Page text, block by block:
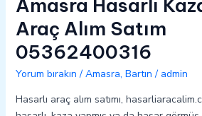
Amasra Hasarlı
Araç Alım Satım
05362400316
Yorum bırakın / Amasra, Bartın / admin
Hasarlı araç alım satımı,